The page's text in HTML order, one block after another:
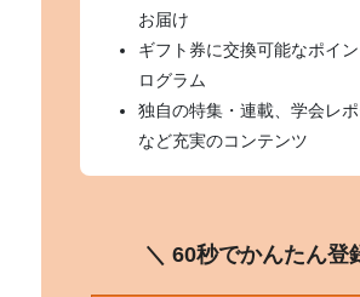
お届け
ギフト券に交換可能なポイ
ログラム
独自の特集・連載、学会レポ
など充実のコンテンツ
＼ 60秒でかんたん登